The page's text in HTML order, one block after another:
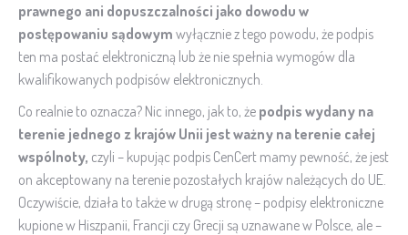
prawnego ani dopuszczalności jako dowodu w
postępowaniu sądowym wyłącznie z tego powodu, że podpis
ten ma postać elektroniczną lub że nie spełnia wymogów dla
kwalifikowanych podpisów elektronicznych.
Co realnie to oznacza? Nic innego, jak to, że podpis wydany na
terenie jednego z krajów Unii jest ważny na terenie całej
wspólnoty, czyli – kupując podpis CenCert mamy pewność, że jest
on akceptowany na terenie pozostałych krajów należących do UE.
Oczywiście, działa to także w drugą stronę – podpisy elektroniczne
kupione w Hiszpanii, Francji czy Grecji są uznawane w Polsce, ale –